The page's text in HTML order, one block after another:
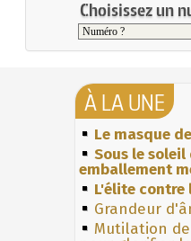
Choisissez un
À LA UNE
Le masque
Sous le
emballement
L'élite contre
Grandeur
Mutilation